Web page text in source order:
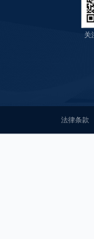
关
法律条款